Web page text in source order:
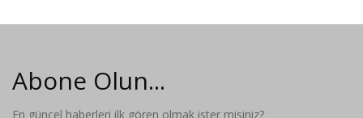
Abone Olun...
En güncel haberleri ilk gören olmak ister misiniz?